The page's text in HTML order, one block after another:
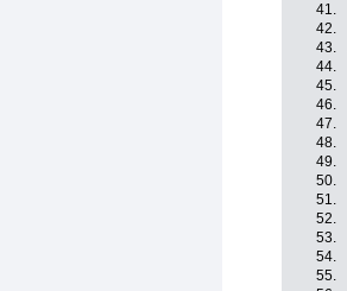
41.
42.
43.
44.
45.
46.
47.
48.
49.
50.
51.
52.
53.
54.
55.